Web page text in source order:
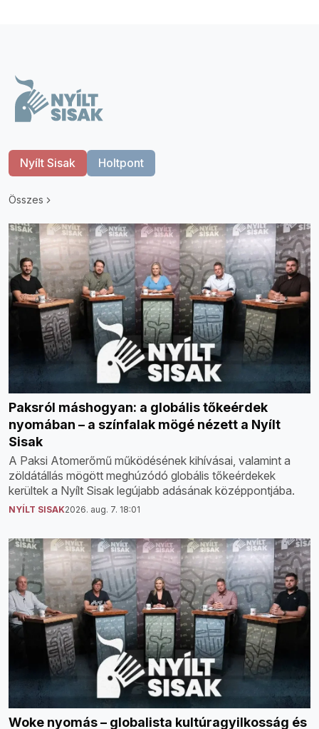
Nyílt Sisak Holtpont
Összes
Paksról máshogyan: a globális tőkeérdek
nyomában – a színfalak mögé nézett a Nyílt
Sisak
A Paksi Atomerőmű működésének kihívásai, valamint a
zöldátállás mögött meghúzódó globális tőkeérdekek
kerültek a Nyílt Sisak legújabb adásának középpontjába.
NYÍLT SISAK2026. aug. 7. 18:01
Woke nyomás – globalista kultúragyilkosság és